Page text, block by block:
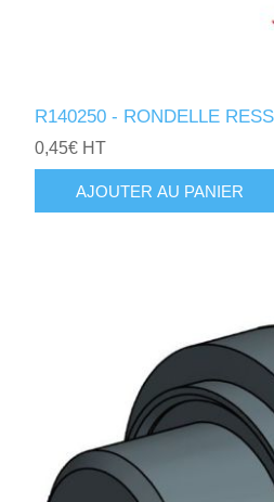
R140250 - RONDELLE
0,45€ HT
AJOUTER AU PANIER